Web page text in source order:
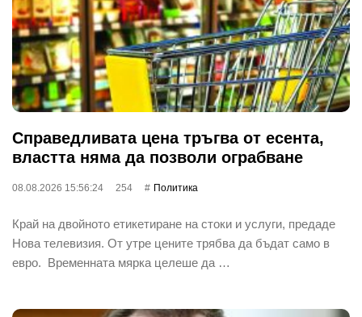
Справедливата цена тръгва от есента,
властта няма да позволи ограбване
08.08.2026 15:56:24 254 Политика
Край на двойното етикетиране на стоки и услуги, предаде
Нова телевизия. От утре цените трябва да бъдат само в
евро. Временната мярка целеше да …